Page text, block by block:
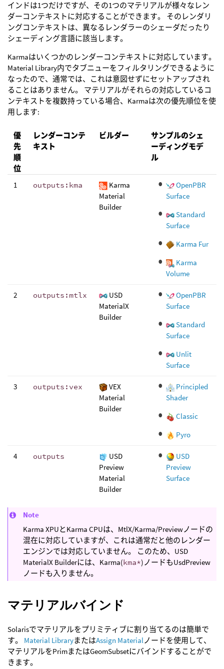
インドは1つだけですが、その1つのマテリアルが様々なレン
ダーコンテキストに対応することができます。 そのレンダリ
ングコンテキストは、異なるレンダラーのシェーダだったり
シェーディング言語に該当します。
Karmaはいくつかのレンダーコンテキストに対応しています。
Material Library内でタブニューをフィルタリングできるように
なったので、通常では、これは意図せずにセットアップされ
ることはありません。 マテリアルがそれらの対応しているコ
ンテキストを複数持っている場合、Karmaは次の優先順位を使
用します:
優
先
順
位
レンダーコンテ
キスト
ビルダー
サンプルのシェ
ーディングモデ
ル
1 outputs:kma
Karma
Material
Builder
OpenPBR
Surface
Standard
Surface
Karma Fur
Karma
Volume
2 outputs:mtlx
USD
MaterialX
Builder
OpenPBR
Surface
Standard
Surface
Unlit
Surface
3 outputs:vex
VEX
Material
Builder
Principled
Shader
Classic
Pyro
4 outputs
USD
Preview
Material
Builder
USD
Preview
Surface
Note
Karma XPUとKarma CPUは、MtlX/Karma/Previewノードの
混在に対応していますが、これは通常だと他のレンダー
エンジンでは対応していません。 このため、USD
MaterialX Builderには、Karma(kma*)ノードもUsdPreview
ノードも入りません。
マテリアルバインド
Solarisでマテリアルをプリミティブに割り当てるのは簡単で
す。 Material LibraryまたはAssign Materialノードを使用して、
マテリアルをPrimまたはGeomSubsetにバインドすることがで
きます。